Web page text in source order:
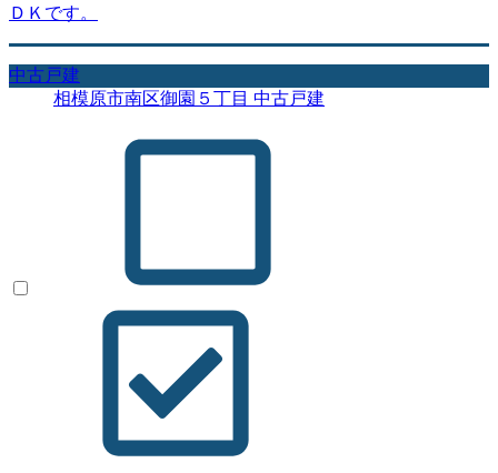
ＤＫです。
中古戸建
相模原市南区御園５丁目 中古戸建